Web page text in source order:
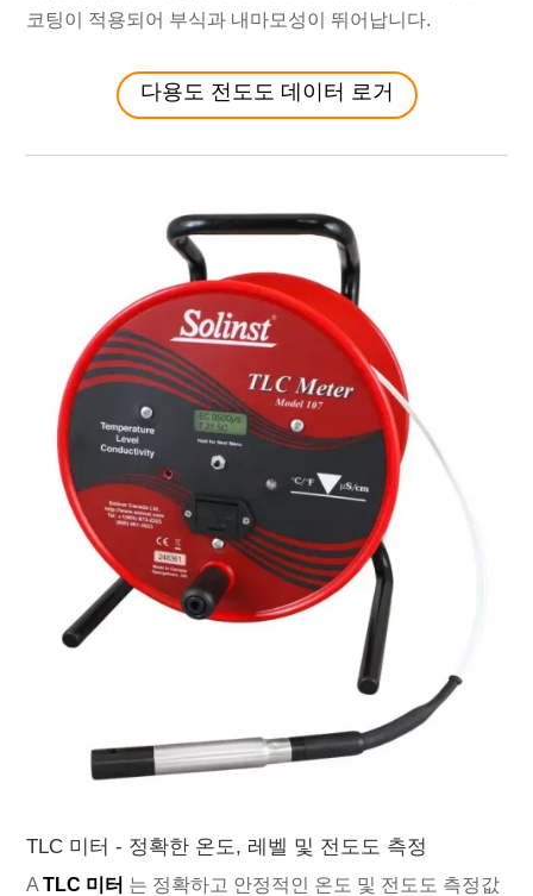
코팅이 적용되어 부식과 내마모성이 뛰어납니다.
다용도 전도도 데이터 로거
TLC 미터 - 정확한 온도, 레벨 및 전도도 측정
ATLC 미터 는 정확하고 안정적인 온도 및 전도도 측정값